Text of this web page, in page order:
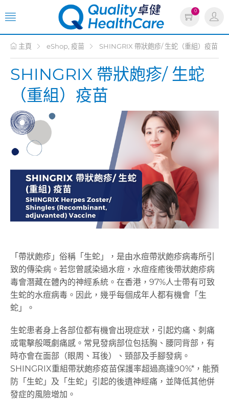
0
主頁 eShop, 疫苗 SHINGRIX 帶狀皰疹/ 生蛇（重組）疫苗
SHINGRIX 帶狀皰疹/ 生蛇
（重組）疫苗
「帶狀皰疹」俗稱「生蛇」，是由水痘帶狀皰疹病毒所引
致的傳染病。若您曾感染過水痘，水痘痊癒後帶狀皰疹病
毒會潛藏在體內的神經系統。在香港，97%人士帶有可致
生蛇的水痘病毒。因此，幾乎每個成年人都有機會「生
蛇」。
生蛇患者身上各部位都有機會出現症狀，引起灼痛、刺痛
或電擊般嘅劇痛感。常見發病部位包括胸、腰同背部，有
時亦會在面部（眼周、耳後）、頸部及手腳發病。
SHINGRIX重組帶狀皰疹疫苗保護率超過高達90%*，能預
防「生蛇」及「生蛇」引起的後遺神經痛，並降低其他併
發症的風險增加。